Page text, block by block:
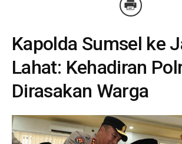
Kapolda Sumsel ke
Lahat: Kehadiran
Dirasakan Warga